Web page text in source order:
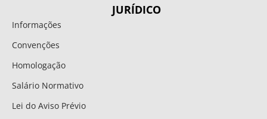
JURÍDICO
Informações
Convenções
Homologação
Salário Normativo
Lei do Aviso Prévio